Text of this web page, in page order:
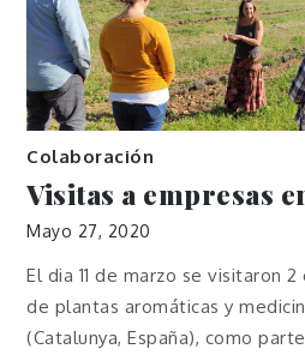
Colaboración
Visitas a empresas
Mayo 27, 2020
El dia 11 de marzo se visitaron
de plantas aromáticas y
(Catalunya, España), como